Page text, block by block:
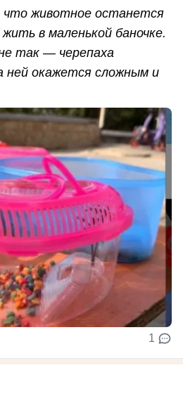
животное останется
в маленькой баночке.
так — черепаха
ней окажется сложным и
1